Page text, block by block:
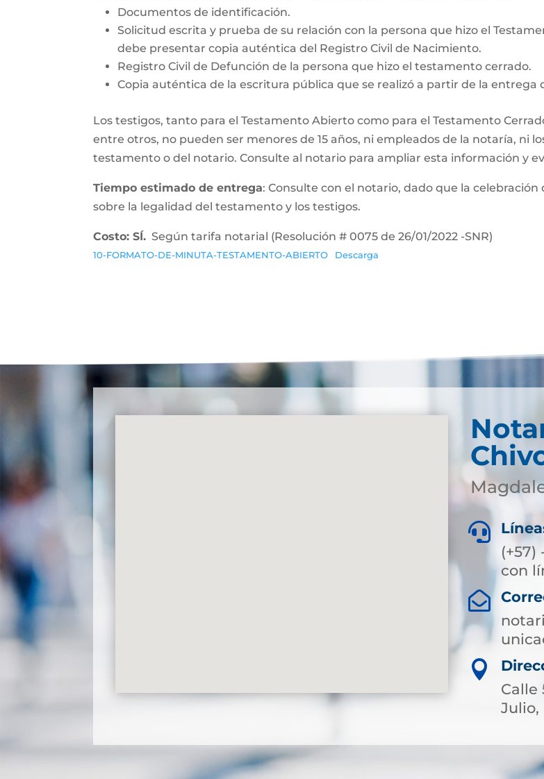
Documentos de identificación.
Solicitud escrita y prueba de su relación con la persona que hizo el
debe presentar copia auténtica del Registro Civil de Nacimiento.
Registro Civil de Defunción de la persona que hizo el testamento cerrado.
Copia auténtica de la escritura pública que se realizó a partir de la entrega
Los testigos, tanto para el Testamento Abierto como para el Testamento
entre otros, no pueden ser menores de 15 años, ni empleados de la notaría, ni
testamento o del notario. Consulte al notario para ampliar esta información y
Tiempo estimado de entrega: Consulte con el notario, dado que la
sobre la legalidad del testamento y los testigos.
Costo: SÍ. Según tarifa notarial (Resolución # 0075 de 26/01/2022 -SNR)
10-FORMATO-DE-MINUTA-TESTAMENTO-ABIERTO Descarga

(+57)
con


Calle
Julio,